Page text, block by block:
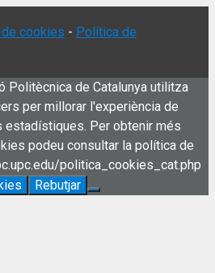
cookies - Política de
Politècnica de Catalunya utilitza
per millorar l'experiència de
estadístiques. Per obtenir més
podeu consultar la política de
politica_cookies_cat.php
Rebutjar